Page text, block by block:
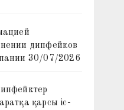
дипфейков
30/07/2026
қарсы іс-